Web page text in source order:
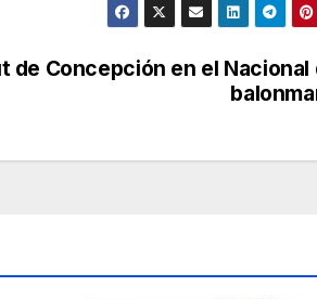
de Concepción en el Nacional